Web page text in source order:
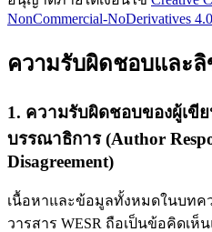
NonCommercial-NoDerivatives
ความรับผิดชอบและ
1. ความรับผิดชอบของผู้เขี
บรรณาธิการ (Author
Disagreement)
เนื้อหาและข้อมูลทั้งหมดในบทค
วารสาร WESR ถือเป็นข้อคิดเ